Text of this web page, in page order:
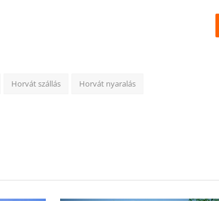
Horvát szállás Horvát nyaralás